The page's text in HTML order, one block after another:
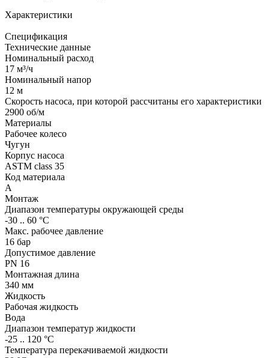
Характеристики
Спецификация
Технические данные
Номинальный расход
17 м³/ч
Номинальный напор
12 м
Скорость насоса, при которой рассчитаны его характеристики
2900 об/м
Материалы
Рабочее колесо
Чугун
Корпус насоса
ASTM class 35
Код материала
A
Монтаж
Диапазон температуры окружающей среды
-30 .. 60 °C
Макс. рабочее давление
16 бар
Допустимое давление
PN 16
Монтажная длина
340 мм
Жидкость
Рабочая жидкость
Вода
Диапазон температур жидкости
-25 .. 120 °C
Температура перекачиваемой жидкости